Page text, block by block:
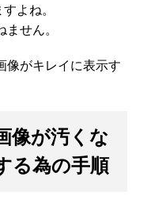
よね。
せん。
像がキレイに表示す
像が汚くな
る為の手順